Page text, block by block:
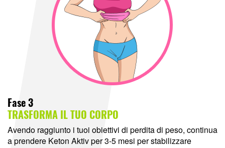
Fase 3
TRASFORMA IL TUO CORPO
Avendo raggiunto i tuoi obiettivi di perdita di peso, continua
a prendere Keton Aktiv per 3-5 mesi per stabilizzare